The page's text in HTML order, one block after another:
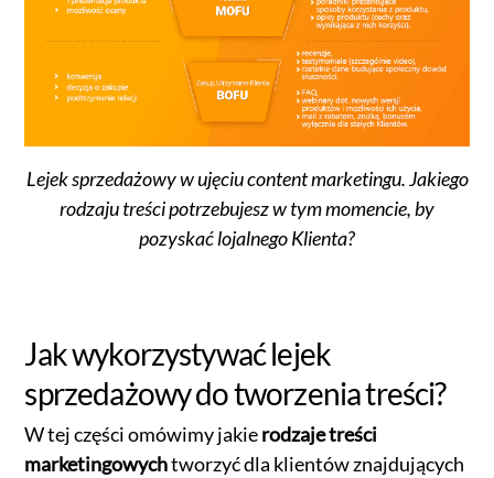
Lejek sprzedażowy w ujęciu content marketingu. Jakiego
rodzaju treści potrzebujesz w tym momencie, by
pozyskać lojalnego Klienta?
Jak wykorzystywać lejek
sprzedażowy do tworzenia treści?
W tej części omówimy jakierodzaje treści
marketingowychtworzyć dla klientów znajdujących